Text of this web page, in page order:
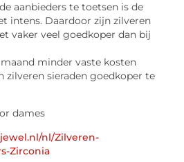
aanbieders te toetsen is de
intens. Daardoor zijn zilveren
vaker veel goedkoper dan bij
minder vaste kosten
zilveren sieraden goedkoper te
nl/Zilveren-
Zirconia